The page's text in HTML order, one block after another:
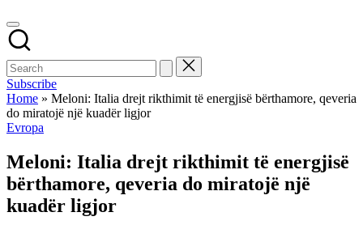
Subscribe
Home » Meloni: Italia drejt rikthimit të energjisë bërthamore, qeveria
do miratojë një kuadër ligjor
Posted
Evropa
Meloni: Italia drejt rikthimit të energjisë
bërthamore, qeveria do miratojë një
kuadër ligjor